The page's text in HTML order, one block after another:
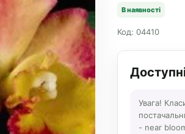
В наявності
Код: 04410
Увага!
- near